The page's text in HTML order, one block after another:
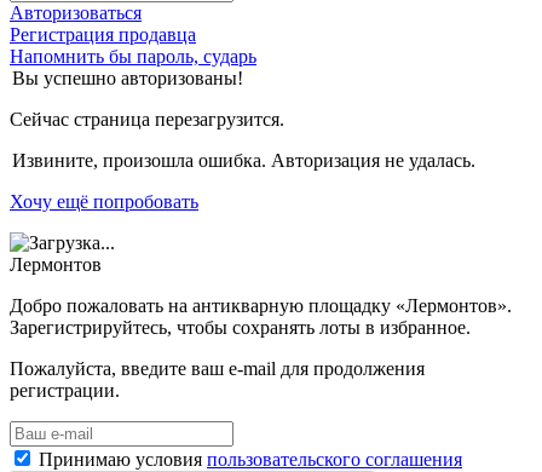
Авторизоваться
Регистрация продавца
Напомнить бы пароль, сударь
Вы успешно авторизованы!
Сейчас страница перезагрузится.
Извините, произошла ошибка. Авторизация не удалась.
Хочу ещё попробовать
Лермонтов
Добро пожаловать на антикварную площадку «Лермонтов».
Зарегистрируйтесь, чтобы сохранять лоты в избранное.
Пожалуйста, введите ваш e-mail для продолжения
регистрации.
Принимаю условия пользовательского соглашения